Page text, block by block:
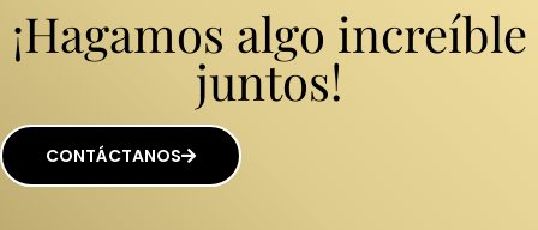
¡Hagamos algo increíble
juntos!
CONTÁCTANOS